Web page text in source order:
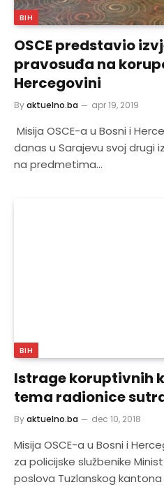
BIH
OSCE predstavio
pravosuđa na
Hercegovini
Byaktuelno.ba apr 19, 2019
Misija OSCE-a u Bosni i
danas u Sarajevu svoj drugi
na predmetima…
BIH
Istrage koruptivnih
tema radionice
Byaktuelno.ba dec 10, 2018
Misija OSCE-a u Bosni i
za policijske službenike
poslova Tuzlanskog